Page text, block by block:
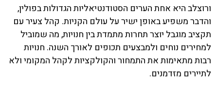
ורוצלב היא אחת הערים הסטודנטיאליות הגדולות בפולין,
והדבר משפיע באופן ישיר על עולם הקניות. קהל צעיר עם
תקציב מוגבל יוצר תחרות מתמדת בין חנויות, מה שמוביל
למחירים נוחים ולמבצעים תכופים לאורך השנה. חנויות
רבות מתאימות את התמחור והקולקציות לקהל המקומי ולא
לתיירים מזדמנים.